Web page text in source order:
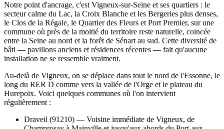
Notre point d'ancrage, c'est Vigneux-sur-Seine et ses quartiers : le
secteur calme du Lac, la Croix Blanche et les Bergeries plus denses,
le Clos de la Régale, le Quartier des Fleurs et Port Premier, sur une
commune où près de la moitié du territoire reste naturelle, coincée
entre la Seine au nord et la forêt de Sénart au sud. Cette diversité de
bâti — pavillons anciens et résidences récentes — fait qu'aucune
installation ne se ressemble vraiment.
Au-delà de Vigneux, on se déplace dans tout le nord de l'Essonne, le
long du RER D comme vers la vallée de l'Orge et le plateau du
Hurepoix. Voici quelques communes où l'on intervient
régulièrement :
Draveil (91210) — Voisine immédiate de Vigneux, de